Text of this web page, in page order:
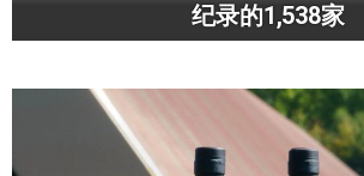
纪录的1,538家